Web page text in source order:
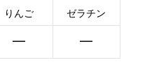
りんご
━
ゼラチン
━